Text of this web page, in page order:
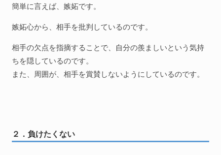
簡単に言えば、嫉妬です。
嫉妬心から、相手を批判しているのです。
相手の欠点を指摘することで、自分の羨ましいという気持
ちを隠しているのです。
また、周囲が、相手を賞賛しないようにしているのです。
２．負けたくない